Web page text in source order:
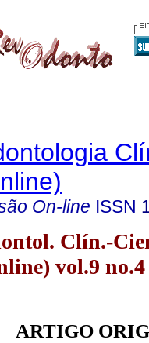
On-line ISSN
Clín.-
vol.9 no.4
ARTIGO